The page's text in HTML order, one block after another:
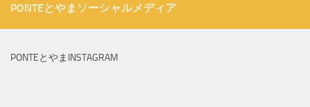
PONTEとやまソーシャルメディア
PONTEとやまINSTAGRAM